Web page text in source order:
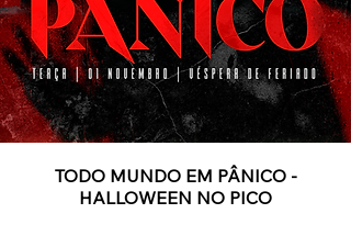
TODO MUNDO EM PÂNICO -
HALLOWEEN NO PICO